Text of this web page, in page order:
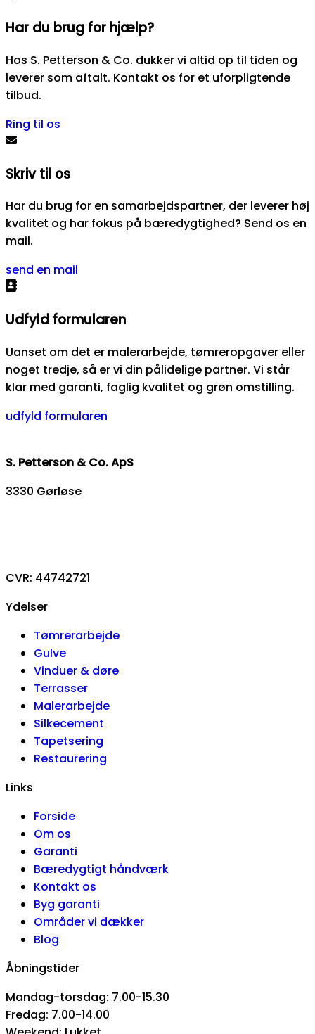
Har du brug for hjælp?
Hos S. Petterson & Co. dukker vi altid op til tiden og
leverer som aftalt. Kontakt os for et uforpligtende
tilbud.
Ring til os
Skriv til os
Har du brug for en samarbejdspartner, der leverer høj
kvalitet og har fokus på bæredygtighed? Send os en
mail.
send en mail
Udfyld formularen
Uanset om det er malerarbejde, tømreropgaver eller
noget tredje, så er vi din pålidelige partner. Vi står
klar med garanti, faglig kvalitet og grøn omstilling.
udfyld formularen
S. Petterson & Co. ApS
3330 Gørløse
CVR: 44742721
Ydelser
Tømrerarbejde
Gulve
Vinduer & døre
Terrasser
Malerarbejde
Silkecement
Tapetsering
Restaurering
Links
Forside
Om os
Garanti
Bæredygtigt håndværk
Kontakt os
Byg garanti
Områder vi dækker
Blog
Åbningstider
Mandag-torsdag: 7.00-15.30
Fredag: 7.00-14.00